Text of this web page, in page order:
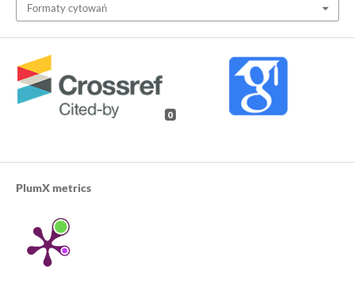
Formaty cytowań
0
PlumX metrics